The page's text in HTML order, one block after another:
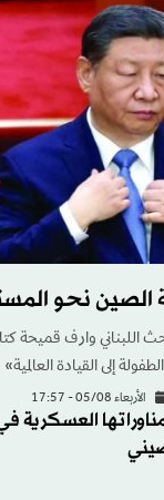
الصين نحو
اللبناني وارف قميحة
الأربعاء 05/08 - 17:57
العسكرية